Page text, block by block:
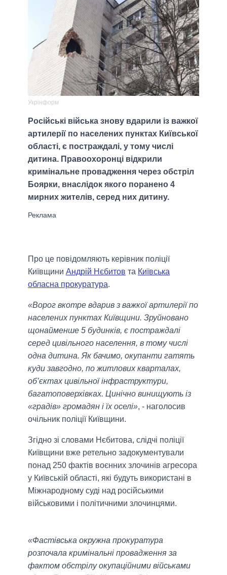
Укрінформ
Російські війська знову вдарили із важкої
артилерії по населених пунктах Київської
області, є постраждалі, у тому числі
дитина. Правоохоронці відкрили
кримінальне провадження через обстріл
Боярки, внаслідок якого поранено 4
мирних жителів, серед них дитину.
Про це повідомляють керівник поліції
Київщини Андрій Нєбитов та Київська
обласна прокуратура.
«Ворог вкотре вдарив з важкої артилерії по
населених пунктах Київщини. Зруйновано
щонайменше 5 будинків, є постраждалі
серед цивільного населення, в тому числі
одна дитина. Як бачимо, окупанти гатять
куди завгодно, по житлових кварталах,
об’єктах цивільної інфраструктури,
багатоповерхівках. Цинічно винищують із
«градів» громадян і їх оселі», - наголосив
очільник поліції Київщини.
Згідно зі словами Нєбитова, слідчі поліції
Київщини вже ретельно задокументували
понад 250 фактів воєнних злочинів агресора
у Київській області, які будуть використані в
Міжнародному суді над російськими
військовими і політичними злочинцями.
«Фастівська окружна прокуратура
розпочала кримінальні провадження за
фактом обстрілу окупаційними військами